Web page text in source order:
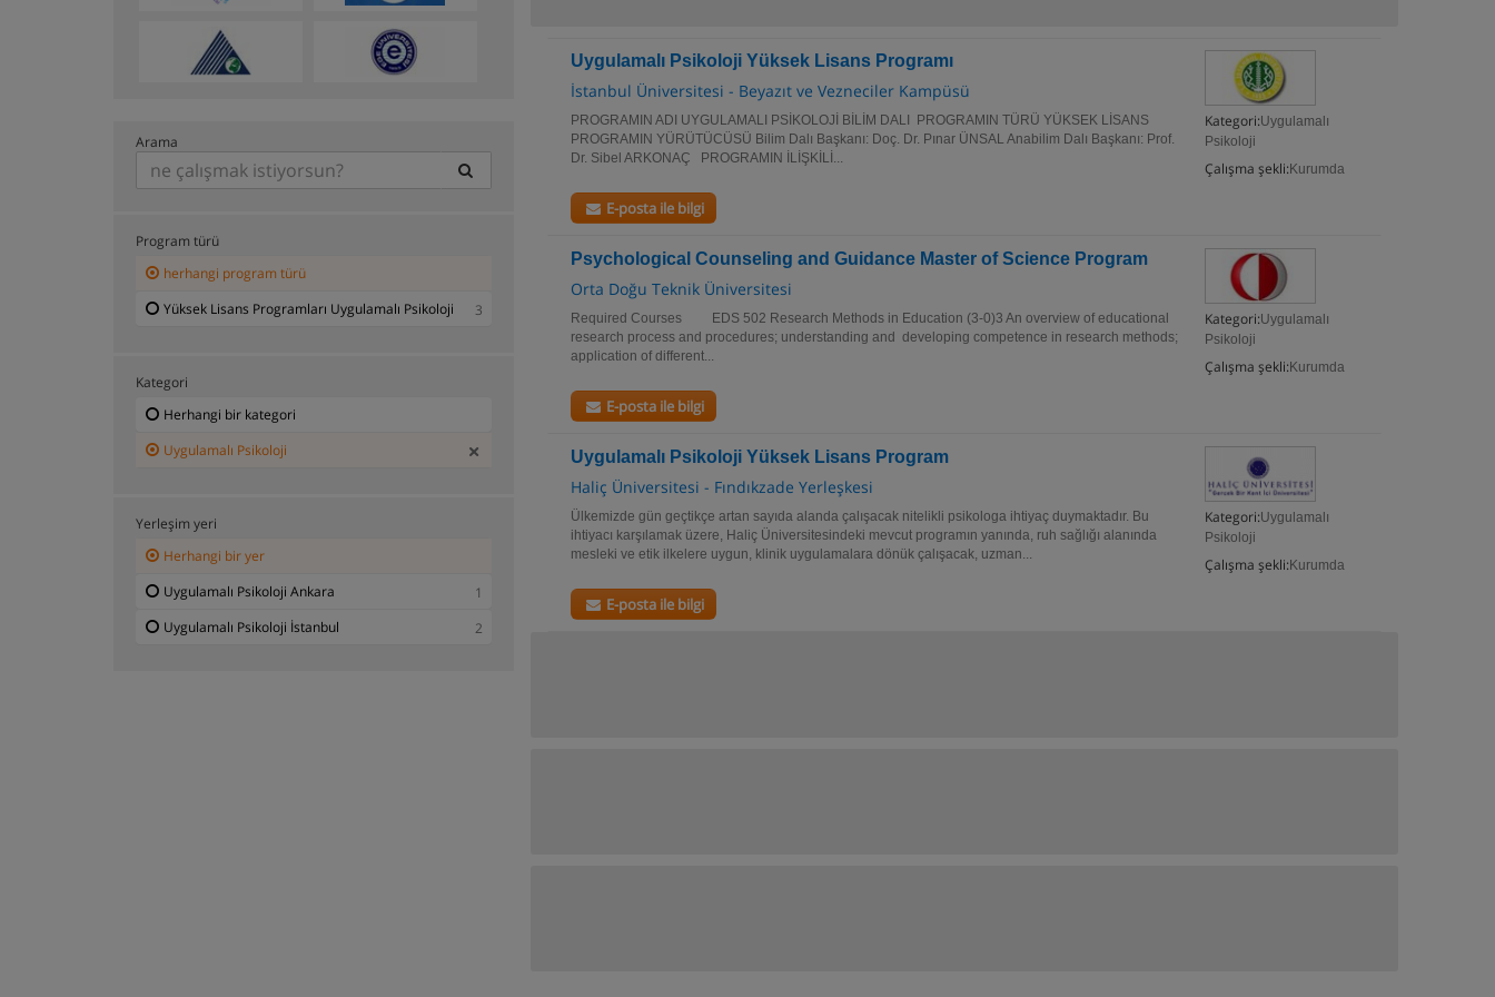
Uygulamalı Psikoloji Yüksek Lisans Programı
İstanbul Üniversitesi - Beyazıt ve Vezneciler Kampüsü
Kategori:Uygulamalı
Psikoloji
Çalışma şekli: Kurumda
PROGRAMIN ADI UYGULAMALI PSİKOLOJİ BİLİM DALI PROGRAMIN TÜRÜ YÜKSEK LİSANS
PROGRAMIN YÜRÜTÜCÜSÜ Bilim Dalı Başkanı: Doç. Dr. Pınar ÜNSAL Anabilim Dalı Başkanı: Prof.
Dr. Sibel ARKONAÇ PROGRAMIN İLİŞKİLİ...
E-posta ile bilgi
Psychological Counseling and Guidance Master of Science Program
Orta Doğu Teknik Üniversitesi
Kategori:Uygulamalı
Psikoloji
Çalışma şekli: Kurumda
Required Courses EDS 502 Research Methods in Education (3-0)3 An overview of educational
research process and procedures; understanding and developing competence in research methods;
application of different...
E-posta ile bilgi
Uygulamalı Psikoloji Yüksek Lisans Program
Haliç Üniversitesi - Fındıkzade Yerleşkesi
Kategori:Uygulamalı
Psikoloji
Çalışma şekli: Kurumda
Ülkemizde gün geçtikçe artan sayıda alanda çalışacak nitelikli psikologa ihtiyaç duymaktadır. Bu
ihtiyacı karşılamak üzere, Haliç Üniversitesindeki mevcut programın yanında, ruh sağlığı alanında
mesleki ve etik ilkelere uygun, klinik uygulamalara dönük çalışacak, uzman...
E-posta ile bilgi
Arama
Program türü
herhangi program türü
Yüksek Lisans Programları Uygulamalı Psikoloji
3
Kategori
Herhangi bir kategori
Uygulamalı Psikoloji
Yerleşim yeri
Herhangi bir yer
Uygulamalı Psikoloji Ankara
1
Uygulamalı Psikoloji İstanbul
2